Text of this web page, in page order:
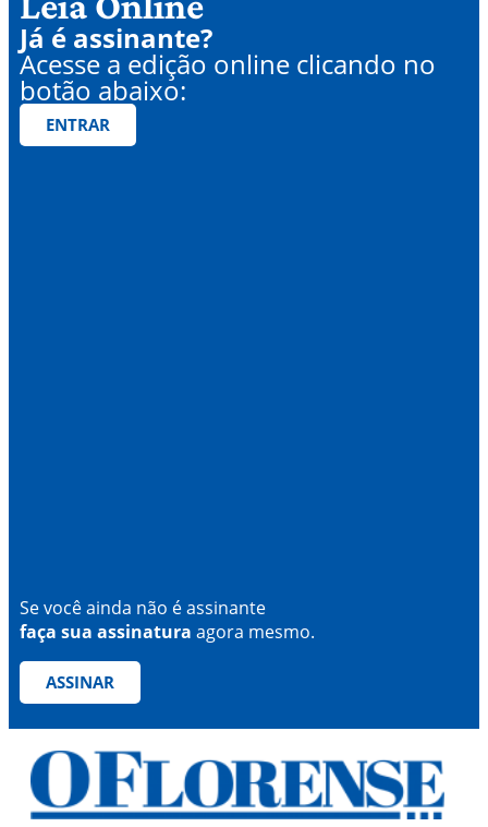
Já é assinante?
Acesse a edição online clicando no
botão abaixo:
ENTRAR
Se você ainda não é assinante
faça sua assinatura agora mesmo.
ASSINAR